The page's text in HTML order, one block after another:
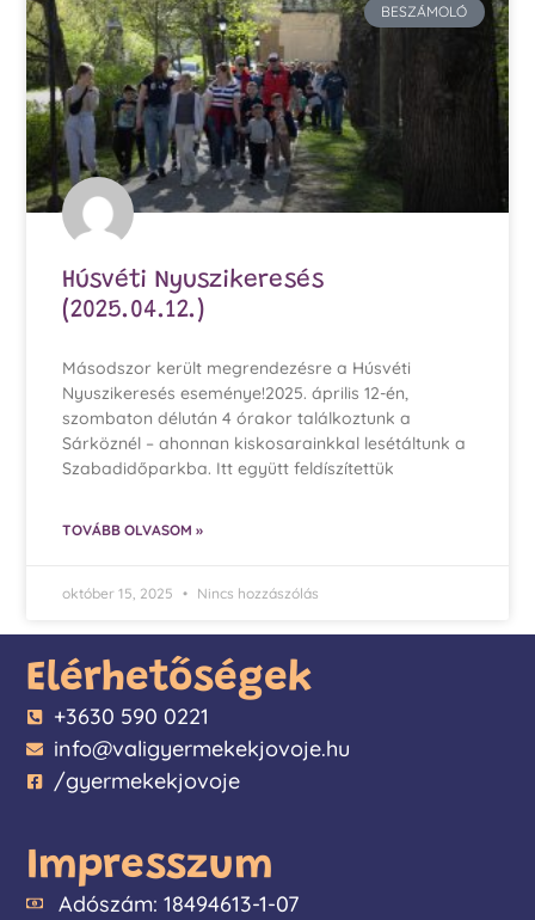
BESZÁMOLÓ
Húsvéti Nyuszikeresés
(2025.04.12.)
Másodszor került megrendezésre a Húsvéti
Nyuszikeresés eseménye!2025. április 12-én,
szombaton délután 4 órakor találkoztunk a
Sárköznél – ahonnan kiskosarainkkal lesétáltunk a
Szabadidőparkba. Itt együtt feldíszítettük
TOVÁBB OLVASOM »
október 15, 2025 Nincs hozzászólás
Elérhetőségek
+3630 590 0221
info@valigyermekekjovoje.hu
/gyermekekjovoje
Impresszum
Adószám: 18494613-1-07